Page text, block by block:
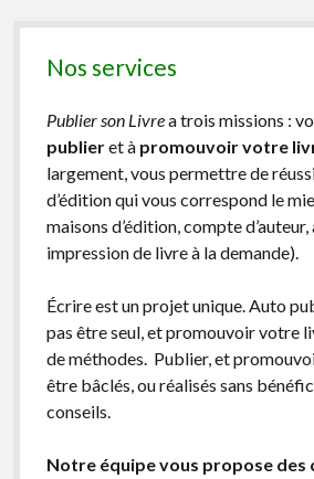
Nos services
Publier son Livrea trois missions :
publieret à promouvoir votre
largement, vous permettre de
d’édition qui vous correspond le
maisons d’édition, compte
impression de livre à la demande).
Écrire est un projet unique. Auto
pas être seul, et promouvoir votre
de méthodes. Publier, et
être bâclés, ou réalisés sans
conseils.
Notre équipe vous propose des